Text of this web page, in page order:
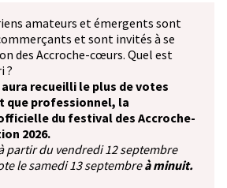
amateurs et émergents sont
et sont invités à se
des Accroche-cœurs. Quel est
?
recueilli le plus de votes
que professionnel, la
du festival des Accroche-
2026.
partir du vendredi 12 septembre
le samedi 13 septembreà minuit.